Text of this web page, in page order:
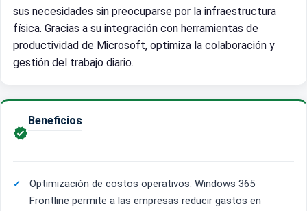
sus necesidades sin preocuparse por la infraestructura
física. Gracias a su integración con herramientas de
productividad de Microsoft, optimiza la colaboración y
gestión del trabajo diario.

Beneficios
Optimización de costos operativos: Windows 365
Frontline permite a las empresas reducir gastos en